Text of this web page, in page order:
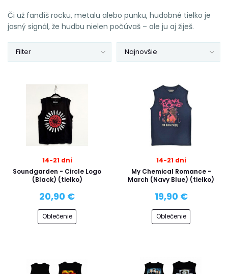
Či už fandíš rocku, metalu alebo punku, hudobné tielko je
jasný signál, že hudbu nielen počúvaš – ale ju aj žiješ.
Najnovšie
Filter
14-21 dní
Soundgarden - Circle Logo
(Black) (tielko)
20,90 €
Oblečenie
14-21 dní
My Chemical Romance -
March (Navy Blue) (tielko)
19,90 €
Oblečenie